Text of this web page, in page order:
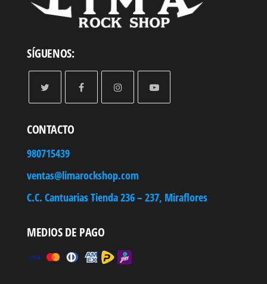
hasta
S/ 303.90
SÍGUENOS:
CONTACTO
980715439
ventas@limarockshop.com
C.C. Cantuarias Tienda 236 – 237, Miraflores
MEDIOS DE PAGO